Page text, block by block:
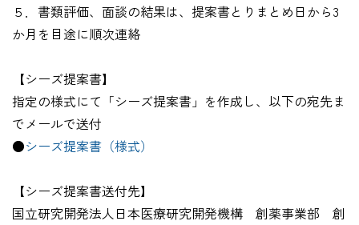
５．書類評価、面談の結果は、提案書とりまとめ日から3
か月を目途に順次連絡
【シーズ提案書】
指定の様式にて「シーズ提案書」を作成し、以下の宛先ま
でメールで送付
●シーズ提案書（様式）
【シーズ提案書送付先】
国立研究開発法人日本医療研究開発機構 創薬事業部 創